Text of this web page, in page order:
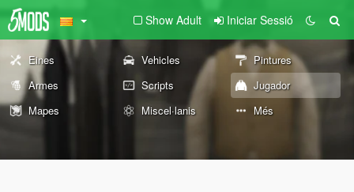
Show Adult Iniciar Sessió
Eines Vehicles
Pintures
Armes
Scripts
Jugador
Mapes
Miscel·lanis Més